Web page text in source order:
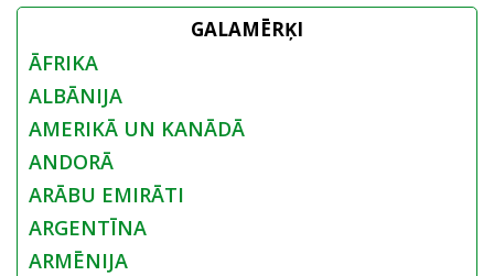
GALAMĒRĶI
ĀFRIKA
ALBĀNIJA
AMERIKĀ UN KANĀDĀ
ANDORĀ
ARĀBU EMIRĀTI
ARGENTĪNA
ARMĒNIJA